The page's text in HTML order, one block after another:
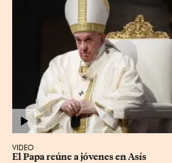
VIDEO
El Papa reúne a jóvenes en Asís